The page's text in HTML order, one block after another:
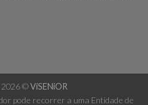
2026 ©ViSENiOR
pode recorrer a uma Entidade de